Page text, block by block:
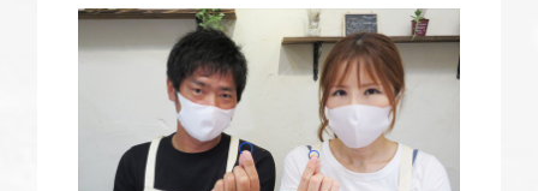
ブログ・新着情報
※祝日の場合は営業
浜松店 TEL.053-455-2177
営業時間 10:00〜18:30
火曜日・水曜日
※祝日の場合は営業